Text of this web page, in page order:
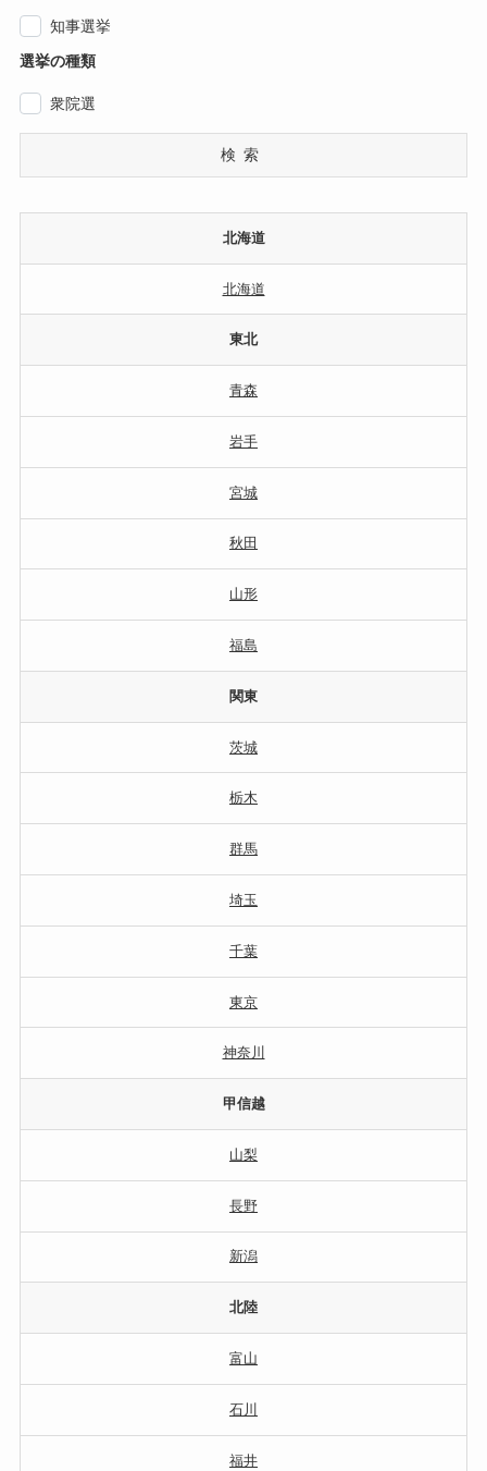
知事選挙
選挙の種類
衆院選
検索
北海道
北海道
東北
青森
岩手
宮城
秋田
山形
福島
関東
茨城
栃木
群馬
埼玉
千葉
東京
神奈川
甲信越
山梨
長野
新潟
北陸
富山
石川
福井